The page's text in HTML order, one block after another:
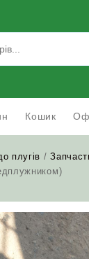
Кошик
плугів /